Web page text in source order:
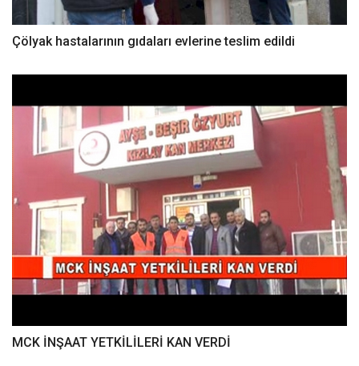
Çölyak hastalarının gıdaları evlerine teslim edildi
MCK İNŞAAT YETKİLİLERİ KAN VERDİ